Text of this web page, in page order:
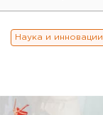
Наука и инновации